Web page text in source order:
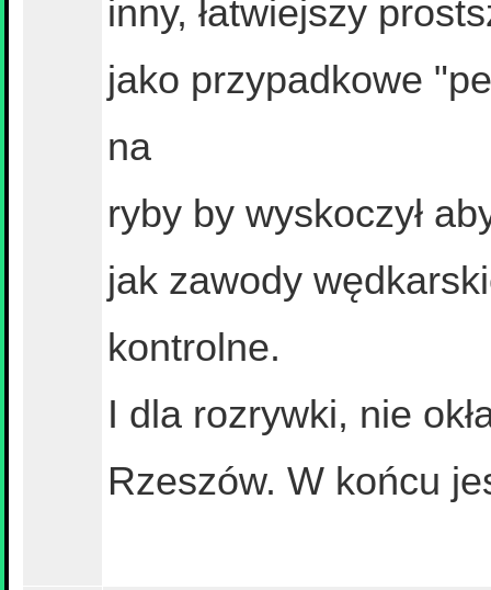
inny, łatwiejszy
jako przypadkowe
na
ryby by wyskoczył
jak zawody
kontrolne.
I dla rozrywki, nie
Rzeszów. W końcu